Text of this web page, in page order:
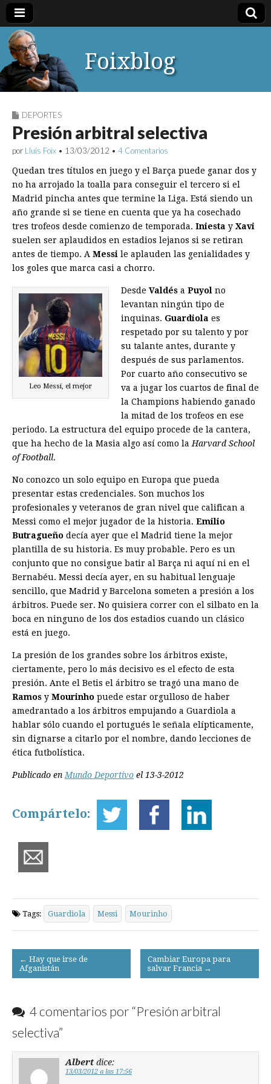
Foixblog
DEPORTES
Presión arbitral selectiva
por Lluís Foix • 13/03/2012 • 4 Comentarios
Quedan tres títulos en juego y el Barça puede ganar dos y
no ha arrojado la toalla para conseguir el tercero si el
Madrid pincha antes que termine la Liga. Está siendo un
año grande si se tiene en cuenta que ya ha cosechado
tres trofeos desde comienzo de temporada. Iniesta y Xavi
suelen ser aplaudidos en estadios lejanos si se retiran
antes de tiempo. A Messi le aplauden las genialidades y
los goles que marca casi a chorro.
Leo Messi, el mejor
Desde Valdés a Puyol no
levantan ningún tipo de
inquinas. Guardiola es
respetado por su talento y por
su talante antes, durante y
después de sus parlamentos.
Por cuarto año consecutivo se
va a jugar los cuartos de final de
la Champions habiendo ganado
la mitad de los trofeos en ese
periodo. La estructura del equipo procede de la cantera,
que ha hecho de la Masia algo así como la Harvard School
of Football.
No conozco un solo equipo en Europa que pueda
presentar estas credenciales. Son muchos los
profesionales y veteranos de gran nivel que califican a
Messi como el mejor jugador de la historia. Emilio
Butragueño decía ayer que el Madrid tiene la mejor
plantilla de su historia. Es muy probable. Pero es un
conjunto que no consigue batir al Barça ni aquí ni en el
Bernabéu. Messi decía ayer, en su habitual lenguaje
sencillo, que Madrid y Barcelona someten a presión a los
árbitros. Puede ser. No quisiera correr con el silbato en la
boca en ninguno de los dos estadios cuando un clásico
está en juego.
La presión de los grandes sobre los árbitros existe,
ciertamente, pero lo más decisivo es el efecto de esta
presión. Ante el Betis el árbitro se tragó una mano de
Ramos y Mourinho puede estar orgulloso de haber
amedrantado a los árbitros empujando a Guardiola a
hablar sólo cuando el portugués le señala elípticamente,
sin dignarse a citarlo por el nombre, dando lecciones de
ética futbolística.
Publicado en Mundo Deportivo el 13-3-2012
Compártelo:
Tags: Guardiola Messi Mourinho
Post
navigation
← Hay que irse de
Afganistán
Cambiar Europa para
salvar Francia →
4 comentarios por “Presión arbitral
selectiva”
Albert dice:
13/03/2012 a las 17:56